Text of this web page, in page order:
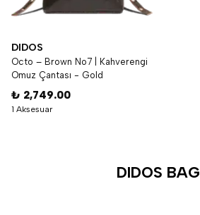
DIDOS
Octo – Brown No7 | Kahverengi
Omuz Çantası - Gold
₺ 2,749.00
1 Aksesuar
DIDOS BAG